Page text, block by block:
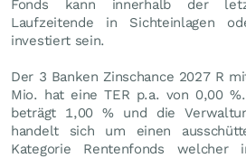
Fonds kann innerhalb der
Laufzeitende in Sichteinlagen
investiert sein.
Der 3 Banken Zinschance 2027 R
Mio. hat eine TER p.a. von 0,00
beträgt 1,00 % und die
handelt sich um einen
Kategorie Rentenfonds welcher